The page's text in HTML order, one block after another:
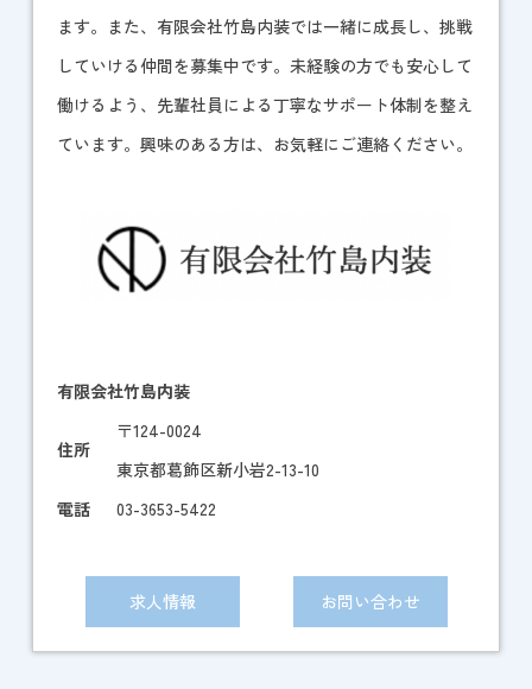
ます。また、有限会社竹島内装では一緒に成長し、挑戦
していける仲間を募集中です。未経験の方でも安心して
働けるよう、先輩社員による丁寧なサポート体制を整え
ています。興味のある方は、お気軽にご連絡ください。
有限会社竹島内装
住所
〒124-0024
東京都葛飾区新小岩2-13-10
電話
03-3653-5422
求人情報 お問い合わせ